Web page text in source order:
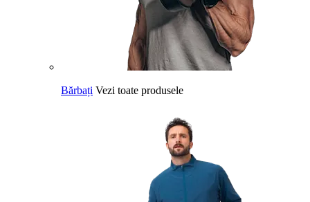
Bărbați Vezi toate produsele